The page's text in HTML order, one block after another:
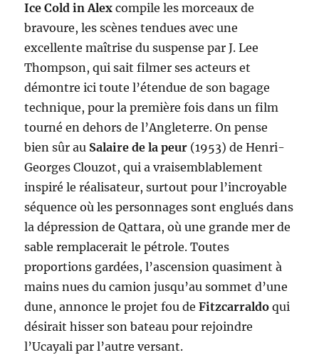
Ice Cold in Alexcompile les morceaux de
bravoure, les scènes tendues avec une
excellente maîtrise du suspense par J. Lee
Thompson, qui sait filmer ses acteurs et
démontre ici toute l’étendue de son bagage
technique, pour la première fois dans un film
tourné en dehors de l’Angleterre. On pense
bien sûr au Salaire de la peur (1953) de Henri-
Georges Clouzot, qui a vraisemblablement
inspiré le réalisateur, surtout pour l’incroyable
séquence où les personnages sont englués dans
la dépression de Qattara, où une grande mer de
sable remplacerait le pétrole. Toutes
proportions gardées, l’ascension quasiment à
mains nues du camion jusqu’au sommet d’une
dune, annonce le projet fou deFitzcarraldo qui
désirait hisser son bateau pour rejoindre
l’Ucayali par l’autre versant.